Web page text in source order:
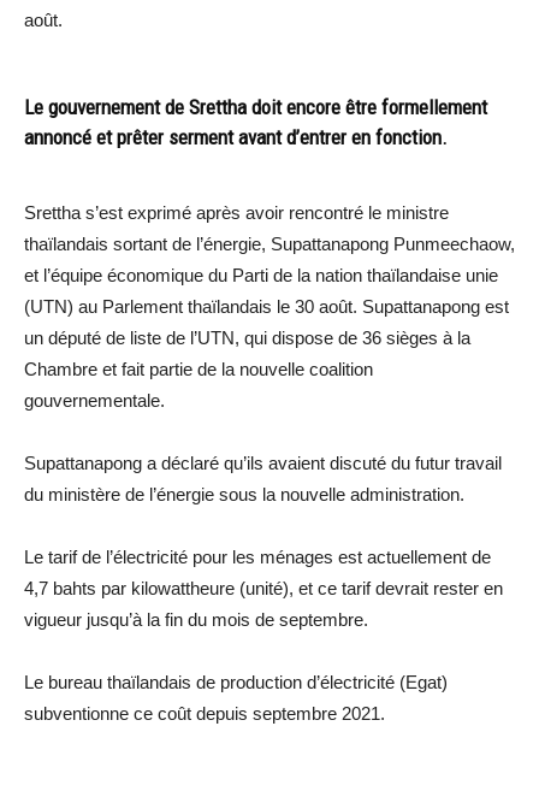
août.
Le gouvernement de Srettha doit encore être formellement
annoncé et prêter serment avant d’entrer en fonction.
Srettha s’est exprimé après avoir rencontré le ministre
thaïlandais sortant de l’énergie, Supattanapong Punmeechaow,
et l’équipe économique du Parti de la nation thaïlandaise unie
(UTN) au Parlement thaïlandais le 30 août. Supattanapong est
un député de liste de l’UTN, qui dispose de 36 sièges à la
Chambre et fait partie de la nouvelle coalition
gouvernementale.
Supattanapong a déclaré qu’ils avaient discuté du futur travail
du ministère de l’énergie sous la nouvelle administration.
Le tarif de l’électricité pour les ménages est actuellement de
4,7 bahts par kilowattheure (unité), et ce tarif devrait rester en
vigueur jusqu’à la fin du mois de septembre.
Le bureau thaïlandais de production d’électricité (Egat)
subventionne ce coût depuis septembre 2021.